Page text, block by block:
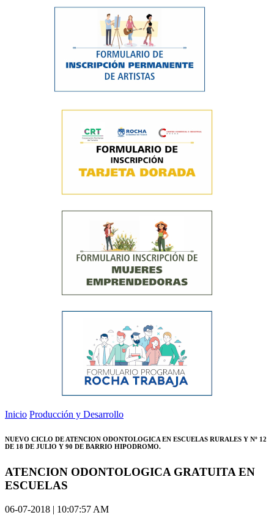
Inicio Producción y Desarrollo
NUEVO CICLO DE ATENCION ODONTOLOGICA EN ESCUELAS RURALES Y Nº 12
DE 18 DE JULIO Y 90 DE BARRIO HIPODROMO.
ATENCION ODONTOLOGICA GRATUITA EN
ESCUELAS
06-07-2018 | 10:07:57 AM